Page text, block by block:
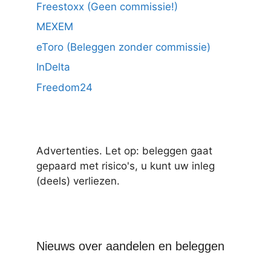
Freestoxx (Geen commissie!)
MEXEM
eToro (Beleggen zonder commissie)
InDelta
Freedom24
Advertenties. Let op: beleggen gaat
gepaard met risico's, u kunt uw inleg
(deels) verliezen.
Nieuws over aandelen en beleggen